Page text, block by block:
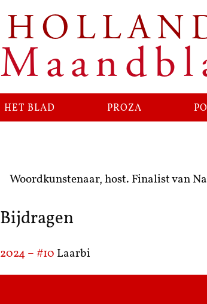
het blad proza
Woordkunstenaar, host. Finalist van
Bijdragen
2024 – #10 Laarbi